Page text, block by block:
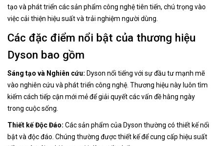
tạo và phát triển các sản phẩm công nghệ tiên tiến, chú trọng vào
việc cải thiện hiệu suất và trải nghiệm người dùng.
Các đặc điểm nổi bật của thương hiệu
Dyson bao gồm
Sáng tạo và Nghiên cứu: Dyson nổi tiếng với sự đầu tư mạnh mẽ
vào nghiên cứu và phát triển công nghệ. Thương hiệu này luôn tìm
kiếm cách tiếp cận mới mẻ để giải quyết các vấn đề hằng ngày
trong cuộc sống.
Thiết kế Độc Đáo: Các sản phẩm của Dyson thường có thiết kế nổi
bật và độc đáo. Chúng thường được thiết kế để cung cấp hiệu suất